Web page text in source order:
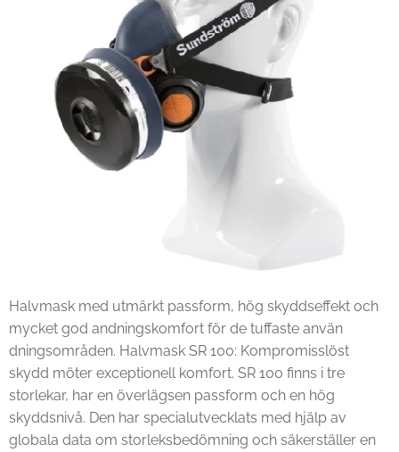
Halvmask med utmärkt passform, hög skyddseffekt och
mycket god andningskomfort för de tuffaste använ
dningsområden. Halvmask SR 100: Kompromisslöst
skydd möter exceptionell komfort. SR 100 finns i tre
storlekar, har en överlägsen passform och en hög
skyddsnivå. Den har specialutvecklats med hjälp av
globala data om storleksbedömning och säkerställer en